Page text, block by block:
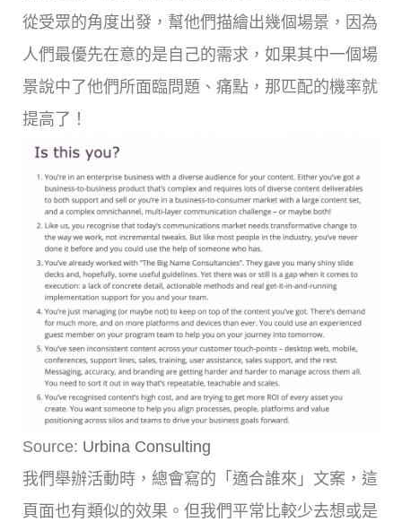
從受眾的角度出發，幫他們描繪出幾個場景，因為
人們最優先在意的是自己的需求，如果其中一個場
景說中了他們所面臨問題、痛點，那匹配的機率就
提高了！
Source: Urbina Consulting
我們舉辦活動時，總會寫的「適合誰來」文案，這
頁面也有類似的效果。但我們平常比較少去想或是